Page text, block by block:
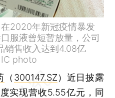
2020年新冠疫情暴发
服液曾短暂放量，公司
销售收入达到4.08亿
photo
（ 300147.SZ）近日披露
实现营收5.55亿元，同